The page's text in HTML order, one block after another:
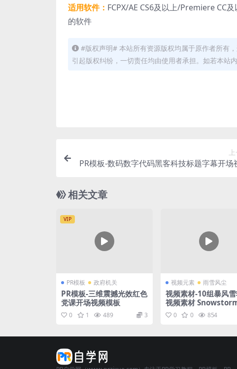
适用软件： FCPX/AE CS6及以上/Premiere CC
的软件
#版权声明# 本站所有资源版权均属于原作者所有
引起版权纠纷，一切责任均由使用者承担。如若本站
PR模板-数码数字代码黑客科技标题字幕开场
相关文章
VIP
PR模板 政府机关
PR模板-三维震撼光效红色
党课开场视频模板
0 1 489 3
视频元素 雨雪风尘
视频素材-10组暴风
视频素材
ansitions
0 0 854